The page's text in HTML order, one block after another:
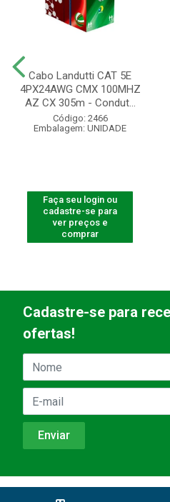
Cabo Landutti CAT 5E
4PX24AWG CMX 100MHZ
AZ CX 305m - Condut...
Código: 2466
Embalagem: UNIDADE
Faça seu login ou
cadastre-se para
ver preços e
comprar
Cadastre-se para
ofertas!